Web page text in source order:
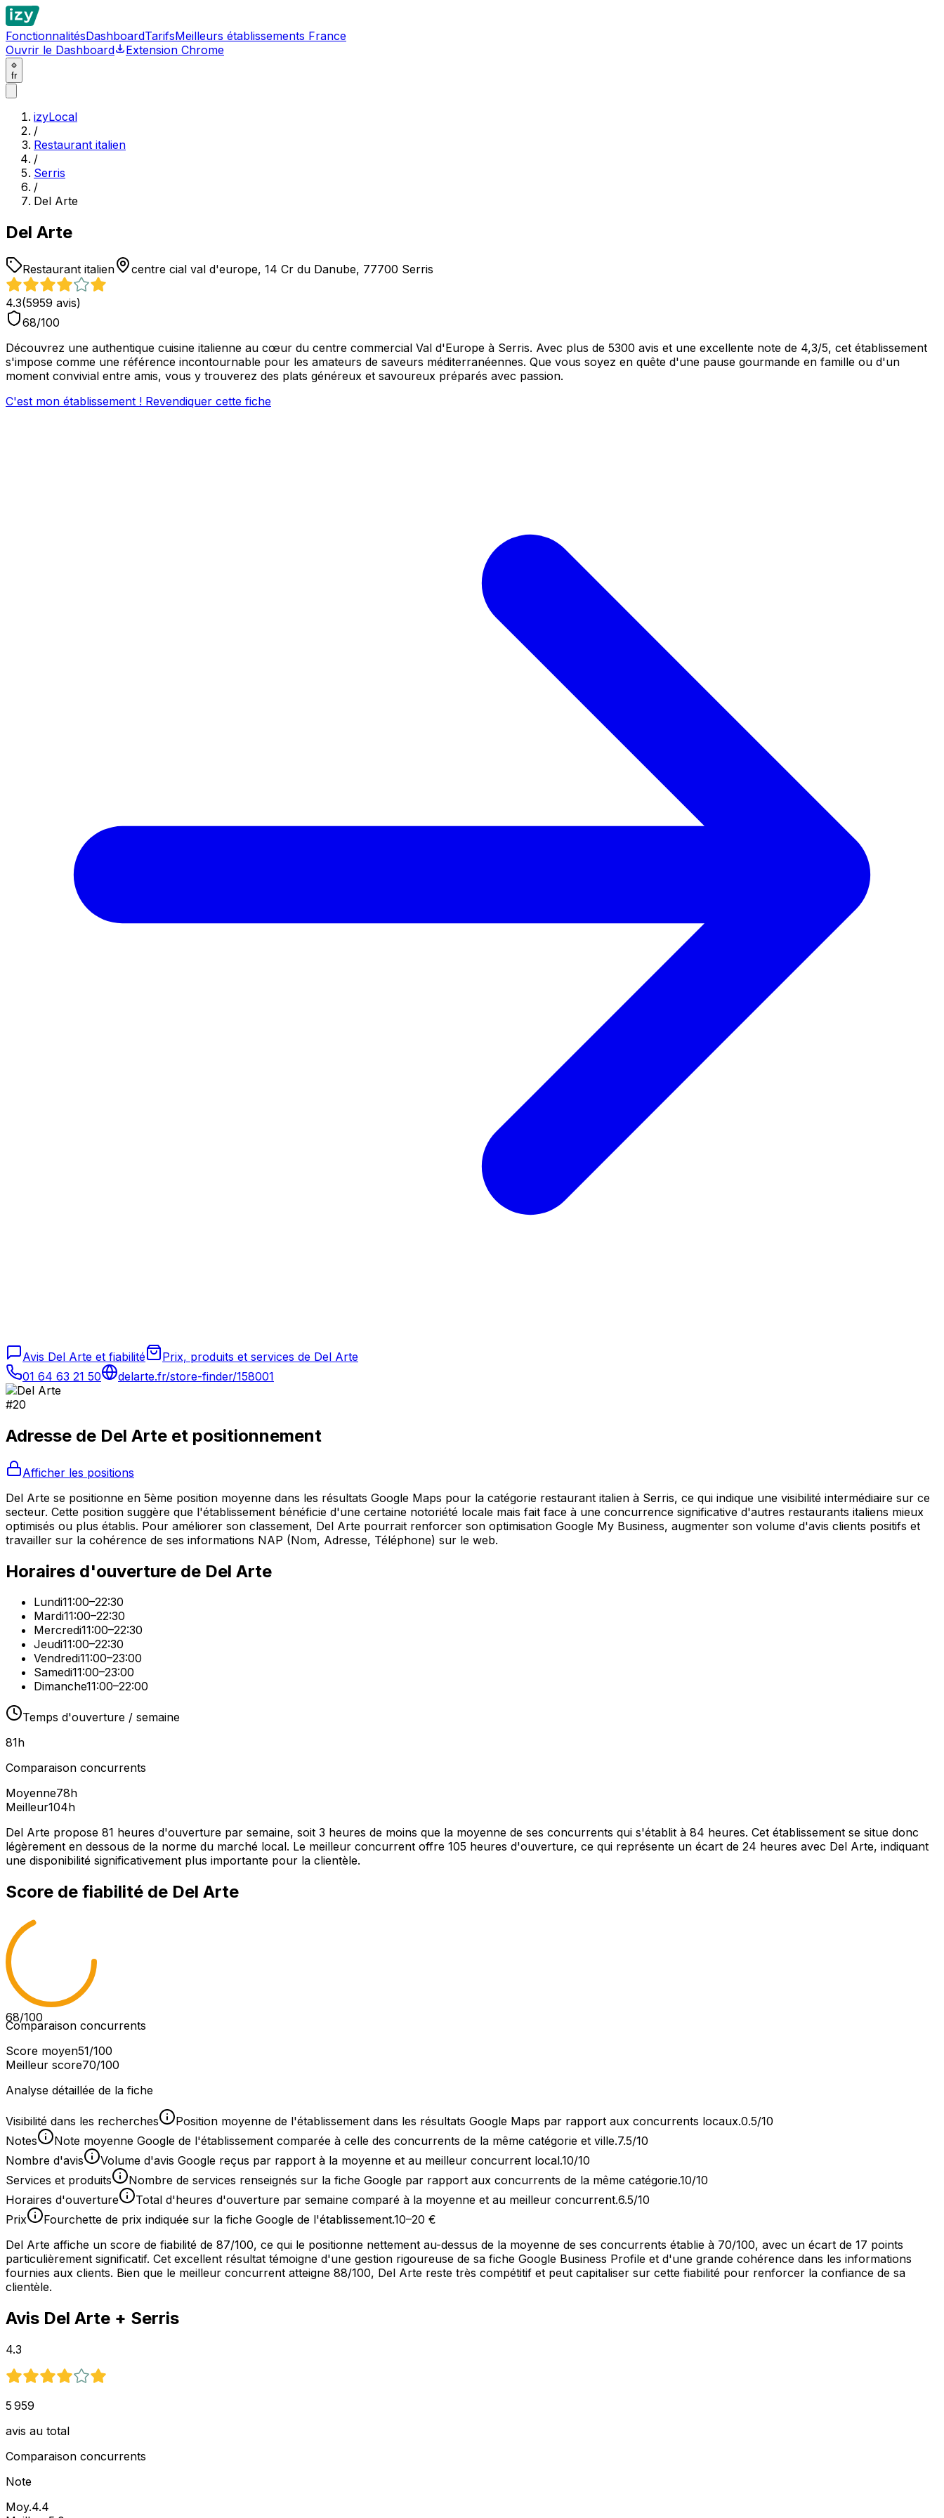
FonctionnalitésDashboardTarifsMeilleurs établissements France
Ouvrir le Dashboard
Extension Chrome
fr
izyLocal
/
Restaurant italien
/
Serris
/
Del Arte
Del Arte
Restaurant italien centre cial val d'europe, 14 Cr du Danube, 77700 Serris
4.3(5959 avis)
68/100
Découvrez une authentique cuisine italienne au cœur du centre commercial Val d'Europe à Serris. Avec plus de 5300 avis et une excellente note de 4,3/5, cet établissement
s'impose comme une référence incontournable pour les amateurs de saveurs méditerranéennes. Que vous soyez en quête d'une pause gourmande en famille ou d'un
moment convivial entre amis, vous y trouverez des plats généreux et savoureux préparés avec passion.
C'est mon établissement ! Revendiquer cette fiche
Avis Del Arte et fiabilité
Prix, produits et services de Del Arte
01 64 63 21 50
delarte.fr/store-finder/158001
#20
Adresse de Del Arte et positionnement
Afficher les positions
Del Arte se positionne en 5ème position moyenne dans les résultats Google Maps pour la catégorie restaurant italien à Serris, ce qui indique une visibilité intermédiaire sur ce
secteur. Cette position suggère que l'établissement bénéficie d'une certaine notoriété locale mais fait face à une concurrence significative d'autres restaurants italiens mieux
optimisés ou plus établis. Pour améliorer son classement, Del Arte pourrait renforcer son optimisation Google My Business, augmenter son volume d'avis clients positifs et
travailler sur la cohérence de ses informations NAP (Nom, Adresse, Téléphone) sur le web.
Horaires d'ouverture de Del Arte
Lundi11:00–22:30
Mardi11:00–22:30
Mercredi11:00–22:30
Jeudi11:00–22:30
Vendredi11:00–23:00
Samedi11:00–23:00
Dimanche11:00–22:00
Temps d'ouverture / semaine
81h
Comparaison concurrents
Moyenne78h
Meilleur104h
Del Arte propose 81 heures d'ouverture par semaine, soit 3 heures de moins que la moyenne de ses concurrents qui s'établit à 84 heures. Cet établissement se situe donc
légèrement en dessous de la norme du marché local. Le meilleur concurrent offre 105 heures d'ouverture, ce qui représente un écart de 24 heures avec Del Arte, indiquant
une disponibilité significativement plus importante pour la clientèle.
Score de fiabilité de Del Arte
68/100
Comparaison concurrents
Score moyen51/100
Meilleur score70/100
Analyse détaillée de la fiche
Visibilité dans les recherches Position moyenne de l'établissement dans les résultats Google Maps par rapport aux concurrents locaux.0.5/10
Notes
Note moyenne Google de l'établissement comparée à celle des concurrents de la même catégorie et ville.7.5/10
Nombre d'avis
Volume d'avis Google reçus par rapport à la moyenne et au meilleur concurrent local.10/10
Services et produits
Nombre de services renseignés sur la fiche Google par rapport aux concurrents de la même catégorie.10/10
Horaires d'ouverture
Total d'heures d'ouverture par semaine comparé à la moyenne et au meilleur concurrent.6.5/10
Prix
Fourchette de prix indiquée sur la fiche Google de l'établissement.10–20 €
Del Arte affiche un score de fiabilité de 87/100, ce qui le positionne nettement au-dessus de la moyenne de ses concurrents établie à 70/100, avec un écart de 17 points
particulièrement significatif. Cet excellent résultat témoigne d'une gestion rigoureuse de sa fiche Google Business Profile et d'une grande cohérence dans les informations
fournies aux clients. Bien que le meilleur concurrent atteigne 88/100, Del Arte reste très compétitif et peut capitaliser sur cette fiabilité pour renforcer la confiance de sa
clientèle.
Avis Del Arte + Serris
4.3
5 959
avis au total
Comparaison concurrents
Note
Moy.4.4